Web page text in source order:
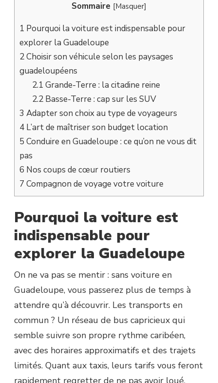
Sommaire [Masquer]
1 Pourquoi la voiture est indispensable pour
explorer la Guadeloupe
2Choisir son véhicule selon les paysages
guadeloupéens
2.1 Grande-Terre : la citadine reine
2.2Basse-Terre : cap sur les SUV
3 Adapter son choix au type de voyageurs
4 L’art de maîtriser son budget location
5 Conduire en Guadeloupe : ce qu’on ne vous dit
pas
6 Nos coups de cœur routiers
7 Compagnon de voyage votre voiture
Pourquoi la voiture est
indispensable pour
explorer la Guadeloupe
On ne va pas se mentir : sans voiture en
Guadeloupe, vous passerez plus de temps à
attendre qu’à découvrir. Les transports en
commun ? Un réseau de bus capricieux qui
semble suivre son propre rythme caribéen,
avec des horaires approximatifs et des trajets
limités. Quant aux taxis, leurs tarifs vous feront